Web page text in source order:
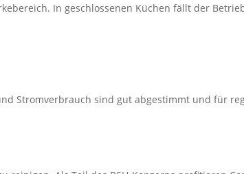
In geschlossenen Küchen fällt der
Stromverbrauch sind gut abgestimmt und für